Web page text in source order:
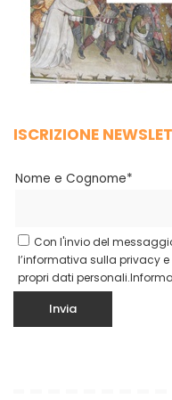
ISCRIZIONE
Nome e Cognome*
Con l'invio del
l’informativa sulla privacy
propri dati personali.